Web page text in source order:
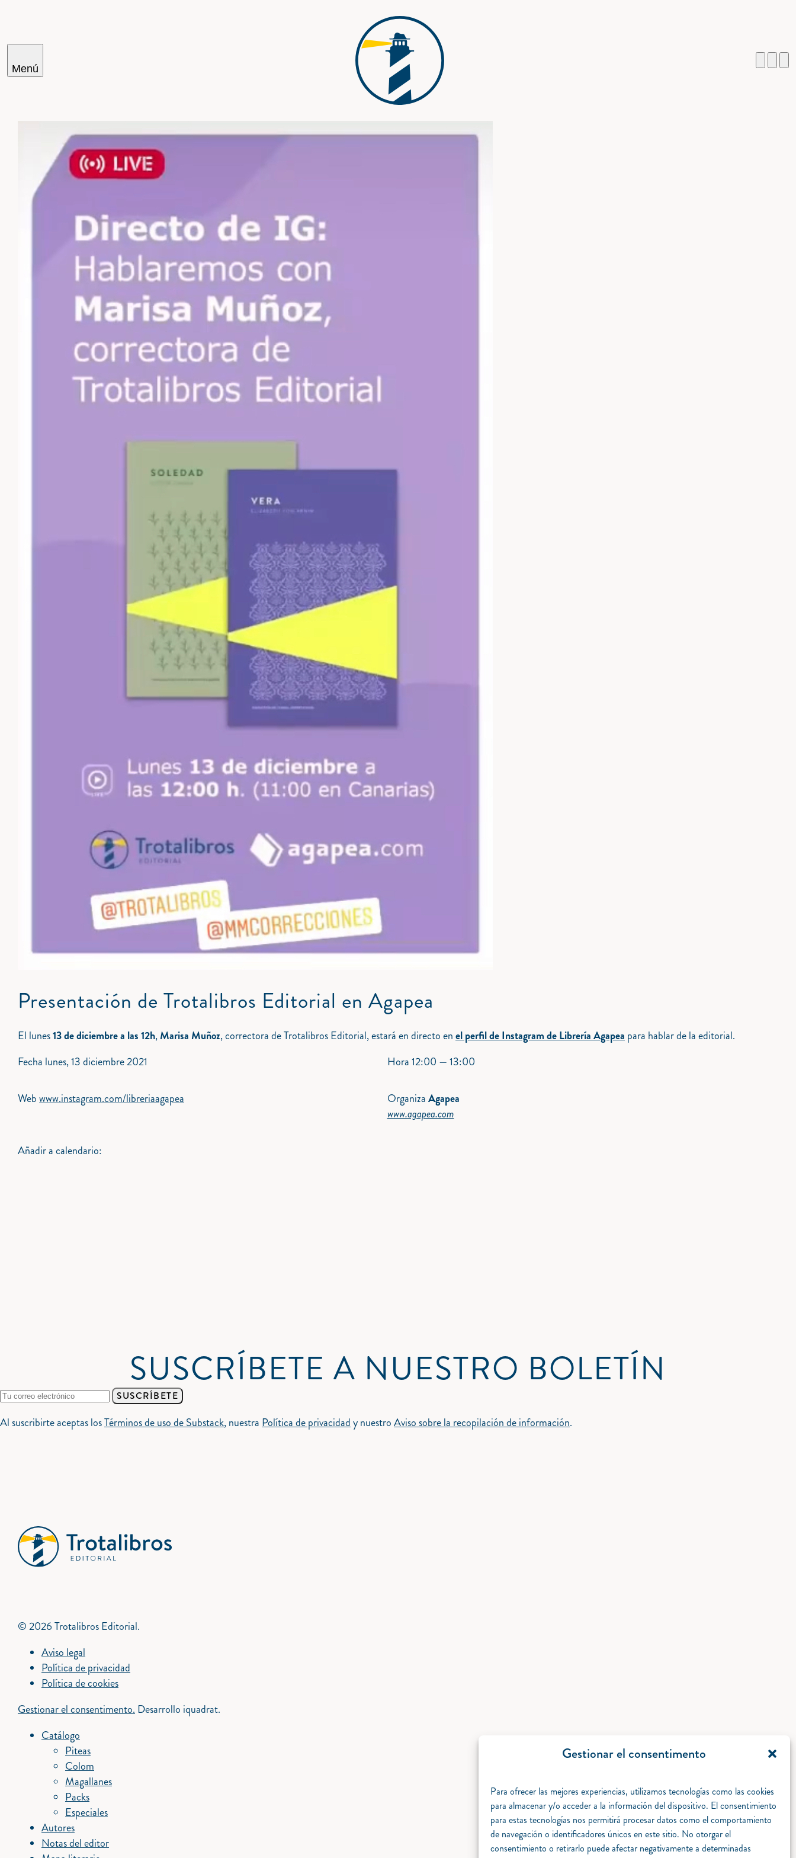
Gestionar el consentimento
Para ofrecer las mejores experiencias, utilizamos tecnologías como las cookies
para almacenar y/o acceder a la información del dispositivo. El consentimiento
para estas tecnologías nos permitirá procesar datos como el comportamiento
de navegación o identificadores únicos en este sitio. No otorgar el
consentimiento o retirarlo puede afectar negativamente a determinadas
Menú
Cercar
Presentación de Trotalibros Editorial en Agapea
El lunes13 de diciembre a las 12h,Marisa Muñoz, correctora de Trotalibros Editorial, estará en directo enel perfil de Instagram de Librería Agapea para hablar de la editorial.
Fecha lunes, 13 diciembre 2021 Hora12:00 — 13:00
Webwww.instagram.com/libreriaagapea OrganizaAgapea
www.agapea.com
Añadir a calendario:
SUSCRÍBETE A NUESTRO BOLETÍN
SUSCRÍBETE
Al suscribirte aceptas losTérminos de uso de Substack, nuestra Política de privacidady nuestroAviso sobre la recopilación de información.
© 2026 Trotalibros Editorial.
Aviso legal
Política de privacidad
Política de cookies
Gestionar el consentimento.Desarrollo iquadrat.
Catálogo
Piteas
Colom
Magallanes
Packs
Especiales
Autores
Notas del editor